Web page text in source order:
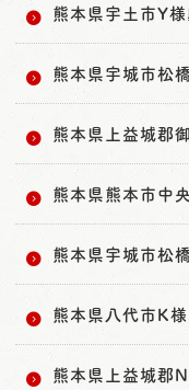
熊本県宇土市Y様
熊本県宇城市松
熊本県上益城郡
熊本県熊本市中
熊本県宇城市松
熊本県八代市K様
熊本県上益城郡